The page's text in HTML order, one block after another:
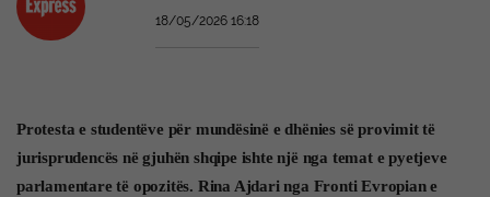
18/05/2026 16:18
Protesta e studentëve për mundësinë e dhënies së provimit të
jurisprudencës në gjuhën shqipe ishte një nga temat e pyetjeve
parlamentare të opozitës. Rina Ajdari nga Fronti Evropian e